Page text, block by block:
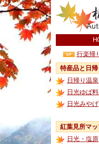
行楽帰
特産品と日
日帰り温泉
日光ゆば
日光みやげ
紅葉見所マ
日光・塩原